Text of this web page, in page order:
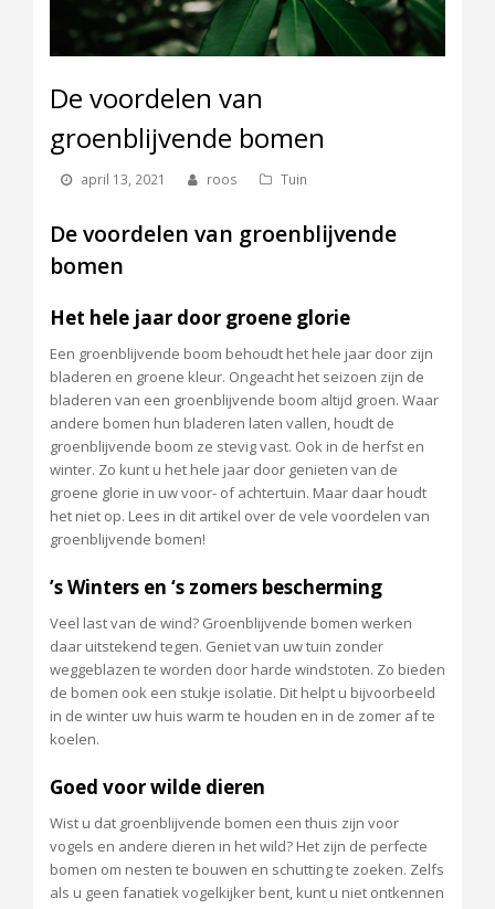
De voordelen van
groenblijvende bomen
april 13, 2021 roos Tuin
De voordelen van groenblijvende
bomen
Het hele jaar door groene glorie
Een groenblijvende boom behoudt het hele jaar door zijn
bladeren en groene kleur. Ongeacht het seizoen zijn de
bladeren van een groenblijvende boom altijd groen. Waar
andere bomen hun bladeren laten vallen, houdt de
groenblijvende boom ze stevig vast. Ook in de herfst en
winter. Zo kunt u het hele jaar door genieten van de
groene glorie in uw voor- of achtertuin. Maar daar houdt
het niet op. Lees in dit artikel over de vele voordelen van
groenblijvende bomen!
’s Winters en ‘s zomers bescherming
Veel last van de wind? Groenblijvende bomen werken
daar uitstekend tegen. Geniet van uw tuin zonder
weggeblazen te worden door harde windstoten. Zo bieden
de bomen ook een stukje isolatie. Dit helpt u bijvoorbeeld
in de winter uw huis warm te houden en in de zomer af te
koelen.
Goed voor wilde dieren
Wist u dat groenblijvende bomen een thuis zijn voor
vogels en andere dieren in het wild? Het zijn de perfecte
bomen om nesten te bouwen en schutting te zoeken. Zelfs
als u geen fanatiek vogelkijker bent, kunt u niet ontkennen